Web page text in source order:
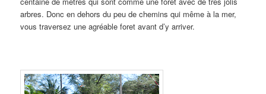
arbres. Donc en dehors du peu de chemins qui même à la mer,
vous traversez une agréable foret avant d’y arriver.